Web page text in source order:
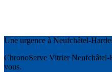
Une urgence à Neufchâtel-
ChronoServe Vitrier
vous.